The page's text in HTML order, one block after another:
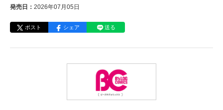
発売日： 2026年07月05日
ポスト シェア 送る